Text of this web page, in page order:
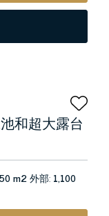
和超大露台
m2外部: 1,100